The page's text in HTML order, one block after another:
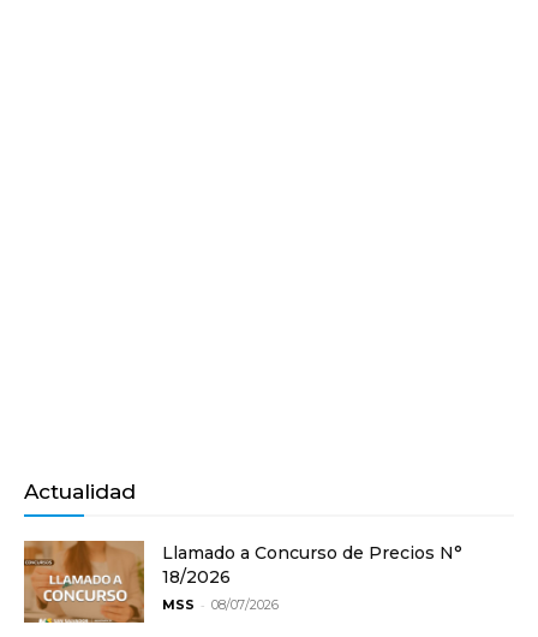
Actualidad
Llamado a Concurso de Precios N°
18/2026
MSS - 08/07/2026